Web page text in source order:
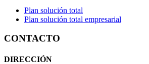
Plan solución total
Plan solución total empresarial
CONTACTO
DIRECCIÓN